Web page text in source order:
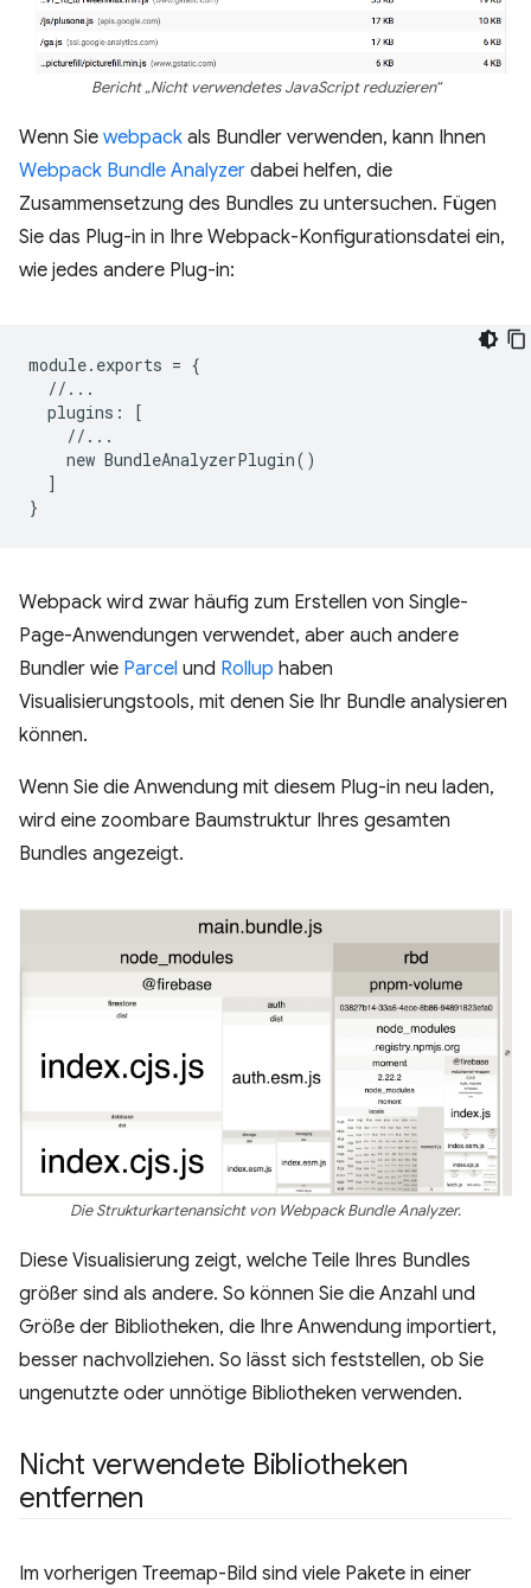
Bericht „Nicht verwendetes JavaScript reduzieren“
Wenn Sie webpack als Bundler verwenden, kann Ihnen
Webpack Bundle Analyzer dabei helfen, die
Zusammensetzung des Bundles zu untersuchen. Fügen
Sie das Plug-in in Ihre Webpack-Konfigurationsdatei ein,
wie jedes andere Plug-in:
module. exports = {
//...
plugins :
[
//...
new BundleAnalyzerPlugin()
]
}
Webpack wird zwar häufig zum Erstellen von Single-
Page-Anwendungen verwendet, aber auch andere
Bundler wie Parcel und Rollup haben
Visualisierungstools, mit denen Sie Ihr Bundle analysieren
können.
Wenn Sie die Anwendung mit diesem Plug-in neu laden,
wird eine zoombare Baumstruktur Ihres gesamten
Bundles angezeigt.
Die Strukturkartenansicht von Webpack Bundle Analyzer.
Diese Visualisierung zeigt, welche Teile Ihres Bundles
größer sind als andere. So können Sie die Anzahl und
Größe der Bibliotheken, die Ihre Anwendung importiert,
besser nachvollziehen. So lässt sich feststellen, ob Sie
ungenutzte oder unnötige Bibliotheken verwenden.
Nicht verwendete Bibliotheken
entfernen
Im vorherigen Treemap-Bild sind viele Pakete in einer